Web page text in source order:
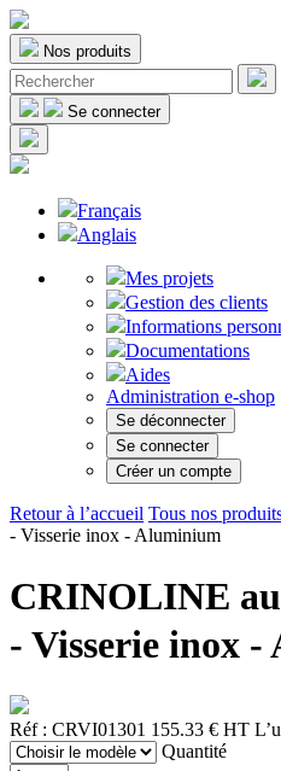
Nos produits
Se connecter
Français
Anglais
Mes projets
Gestion des clients
Informations
Documentations
Aides
Administration e-shop
Se déconnecter
Se connecter
Créer un compte
Retour à l’accueil Tous nos
- Visserie inox - Aluminium
CRINOLINE
- Visserie inox
Réf : CRVI01301 155.33 € HT
Quantité